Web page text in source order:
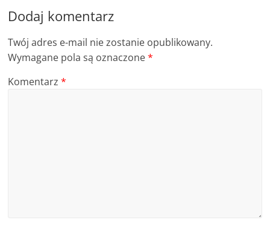
Dodaj komentarz
Twój adres e-mail nie zostanie opublikowany.
Wymagane pola są oznaczone*
Komentarz*